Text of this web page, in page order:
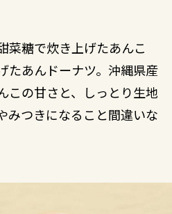
菜糖で炊き上げたあんこ
たあんドーナツ。沖縄県産
この甘さと、しっとり生地
みつきになること間違いな